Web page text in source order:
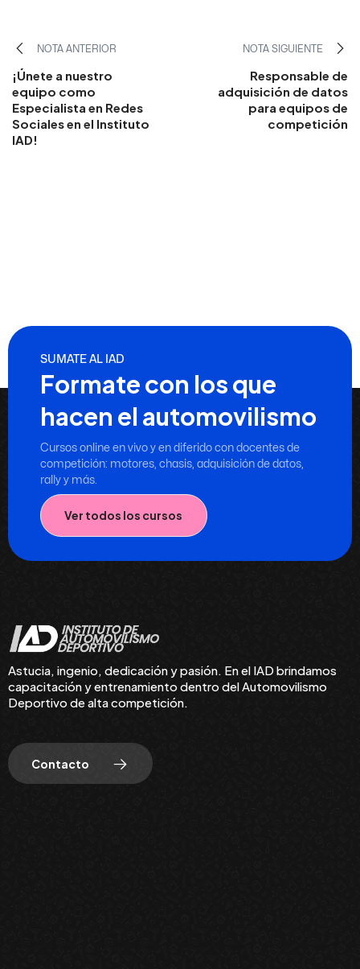
NOTA ANTERIOR
¡Únete a nuestro
equipo como
Especialista en Redes
Sociales en el Instituto
IAD!
NOTA SIGUIENTE
Responsable de
adquisición de datos
para equipos de
competición
SUMATE AL IAD
Formate con los que
hacen el automovilismo
Cursos online en vivo y en diferido con docentes de
competición: motores, chasis, adquisición de datos,
rally y más.
Ver todos los cursos
Astucia, ingenio, dedicación y pasión. En el IAD brindamos
capacitación y entrenamiento dentro del Automovilismo
Deportivo de alta competición.
Contacto